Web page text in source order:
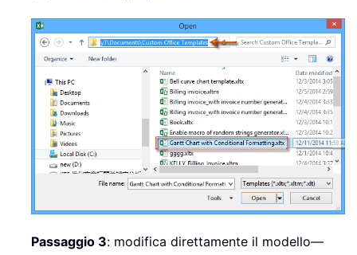
Passaggio 3: modifica direttamente il modello—